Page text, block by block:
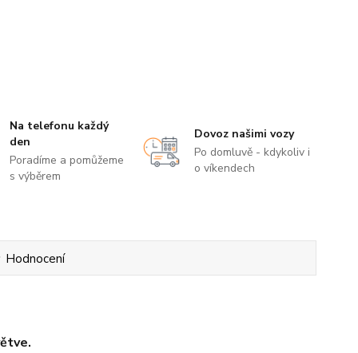
Na telefonu každý
den
Poradíme a pomůžeme
s výběrem
Dovoz našimi vozy
Po domluvě - kdykoliv i
o víkendech
Hodnocení